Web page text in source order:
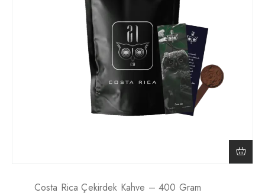
Costa Rica Çekirdek Kahve – 400 Gram